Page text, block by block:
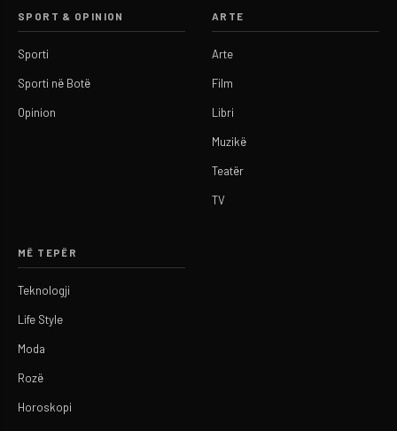
SPORT & OPINION
Sporti
Sporti në Botë
Opinion
ARTE
Arte
Film
Libri
Muzikë
Teatër
TV
MË TEPËR
Teknologji
Life Style
Moda
Rozë
Horoskopi